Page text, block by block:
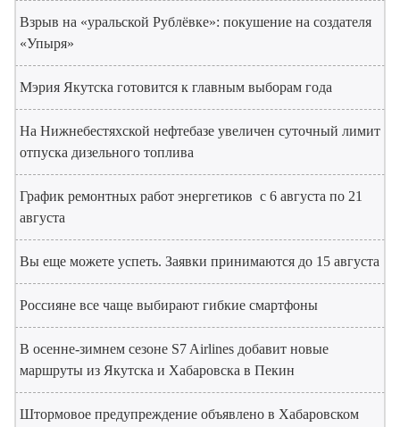
Взрыв на «уральской Рублёвке»: покушение на создателя
«Упыря»
Мэрия Якутска готовится к главным выборам года
На Нижнебестяхской нефтебазе увеличен суточный лимит
отпуска дизельного топлива
График ремонтных работ энергетиков с 6 августа по 21
августа
Вы еще можете успеть. Заявки принимаются до 15 августа
Россияне все чаще выбирают гибкие смартфоны
В осенне-зимнем сезоне S7 Airlines добавит новые
маршруты из Якутска и Хабаровска в Пекин
Штормовое предупреждение объявлено в Хабаровском